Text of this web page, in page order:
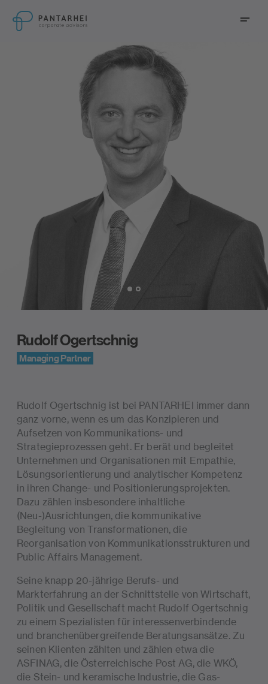
zum Hauptinhalt springen
zur Hauptnavigation springen
Rudolf Ogertschnig
Managing Partner
Biografie
Rudolf Ogertschnig ist bei PANTARHEI immer dann
ganz vorne, wenn es um das Konzipieren und
Aufsetzen von Kommunikations- und
Strategieprozessen geht. Er berät und begleitet
Unternehmen und Organisationen mit Empathie,
Lösungsorientierung und analytischer Kompetenz
in ihren Change- und Positionierungsprojekten.
Dazu zählen insbesondere inhaltliche
(Neu-)Ausrichtungen, die kommunikative
Begleitung von Transformationen, die
Reorganisation von Kommunikationsstrukturen und
Public Affairs Management.
Seine knapp 20-jährige Berufs- und
Markterfahrung an der Schnittstelle von Wirtschaft,
Politik und Gesellschaft macht Rudolf Ogertschnig
zu einem Spezialisten für interessenverbindende
und branchenübergreifende Beratungsansätze. Zu
seinen Klienten zählten und zählen etwa die
ASFINAG, die Österreichische Post AG, die WKÖ,
die Stein- und keramische Industrie, die Gas-